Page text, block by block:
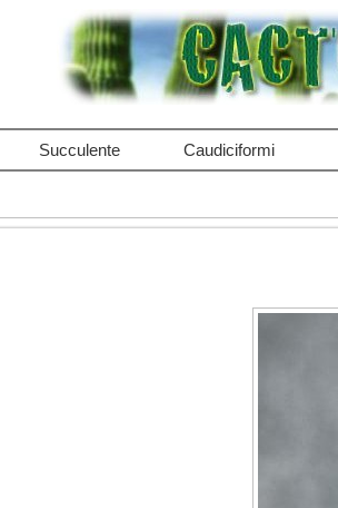
Succulente Caudiciformi